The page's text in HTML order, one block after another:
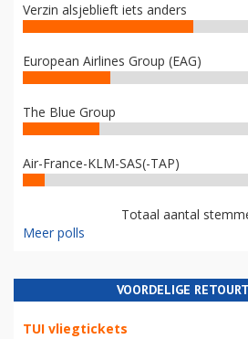
Verzin alsjeblieft iets anders
European Airlines Group (EAG)
The Blue Group
Air-France-KLM-SAS(-TAP)
Totaal aantal
Meer polls
VOORDELIGE
TUI vliegtickets